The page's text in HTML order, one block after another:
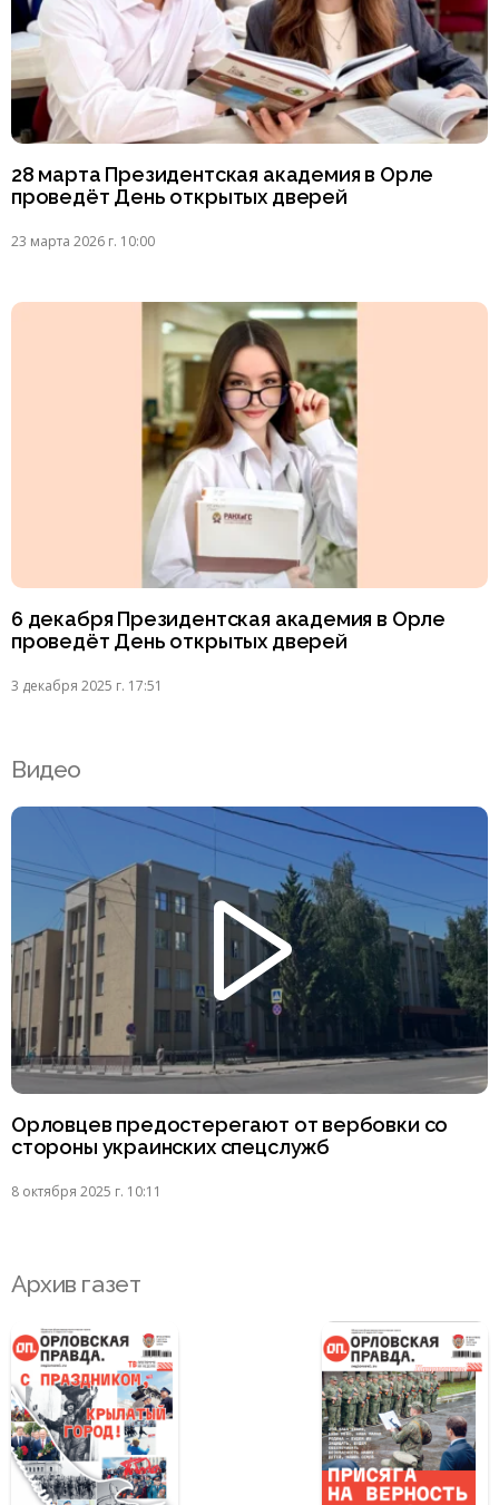
28 марта Президентская академия в Орле
проведёт День открытых дверей
23 марта 2026 г. 10:00
6 декабря Президентская академия в Орле
проведёт День открытых дверей
3 декабря 2025 г. 17:51
Видео
Орловцев предостерегают от вербовки со
стороны украинских спецслужб
8 октября 2025 г. 10:11
Архив газет